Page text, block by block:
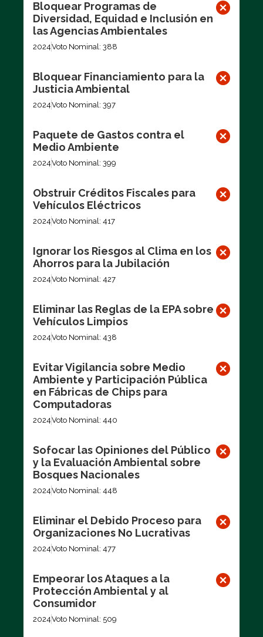
Bloquear Programas de
Diversidad, Equidad e Inclusión en
las Agencias Ambientales
2024Voto Nominal: 388
Bloquear Financiamiento para la
Justicia Ambiental
2024Voto Nominal: 397
Paquete de Gastos contra el
Medio Ambiente
2024Voto Nominal: 399
Obstruir Créditos Fiscales para
Vehículos Eléctricos
2024Voto Nominal: 417
Ignorar los Riesgos al Clima en los
Ahorros para la Jubilación
2024Voto Nominal: 427
Eliminar las Reglas de la EPA sobre
Vehículos Limpios
2024Voto Nominal: 438
Evitar Vigilancia sobre Medio
Ambiente y Participación Pública
en Fábricas de Chips para
Computadoras
2024Voto Nominal: 440
Sofocar las Opiniones del Público
y la Evaluación Ambiental sobre
Bosques Nacionales
2024Voto Nominal: 448
Eliminar el Debido Proceso para
Organizaciones No Lucrativas
2024Voto Nominal: 477
Empeorar los Ataques a la
Protección Ambiental y al
Consumidor
2024Voto Nominal: 509